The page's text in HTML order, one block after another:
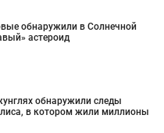
обнаружили в Солнечной
астероид
обнаружили следы
в котором жили миллионы